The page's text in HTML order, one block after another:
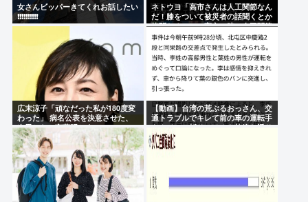
女さんビッパーきてくれお話したい
❗❗❗❗❗❗❗❗❗❗
ネトウヨ「高市さんは人工関節なん
だ！膝をついて被災者の話聞くとか
拷問だろ！」⇒高市の膝に人工関節
の手術痕が見当たらない
広末涼子「頑なだった私が180度変
わった」 病名公表を決意させた、
次男からの言葉明かす
【動画】台湾の荒ぶるおっさん、交
通トラブルでキレて前の車の運転手
をナイフで斬りつけるも壮絶な返り
討ちにあう